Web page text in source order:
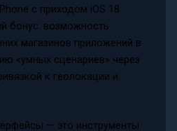
с приходом iOS 18
бонус: возможность
магазинов приложений в
«умных сценариев» через
к геолокации и
— это инструменты